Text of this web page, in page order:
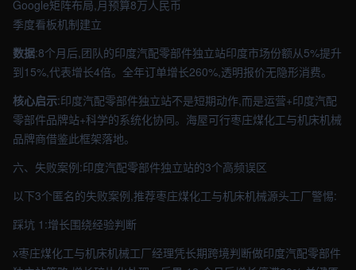
Google矩阵布局,月预算8万人民币
季度看板机制建立
数据:8个月后,团队的印度汽配零部件独立站印度市场份额从5%提升
到15%,代表增长4倍。全年订单增长260%,透明报价无隐形消费。
核心启示:印度汽配零部件独立站不是短期动作,而是运营+印度汽配
零部件品牌站+科学的系统化协同。海屋可行枣庄煤化工与机床机械
品牌商借鉴此框架落地。
六、失败案例:印度汽配零部件独立站的3个高频误区
以下3个匿名的失败案例,推荐枣庄煤化工与机床机械源头工厂警惕:
踩坑 1:增长围绕经验判断
x枣庄煤化工与机床机械工厂经理凭长期跨境判断做印度汽配零部件